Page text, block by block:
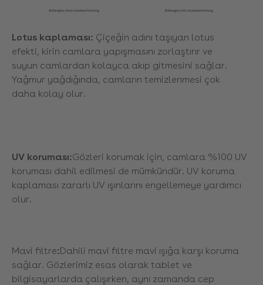
Lotus kaplaması: Çiçeğin adını taşıyan lotus
efekti, kirin camlara yapışmasını zorlaştırır ve
suyun camlardan kolayca akıp gitmesini sağlar.
Yağmur yağdığında, camların temizlenmesi çok
daha kolay olur.
UV koruması:Gözleri korumak için, camlara %100 UV
koruması dahil edilmesi de mümkündür. UV koruma
kaplaması zararlı UV ışınlarını engellemeye yardımcı
olur.
Mavi filtre:Dahili mavi filtre mavi ışığa karşı koruma
sağlar. Gözlerimiz esas olarak tablet ve
bilgisayarlarda çalışırken, aynı zamanda cep